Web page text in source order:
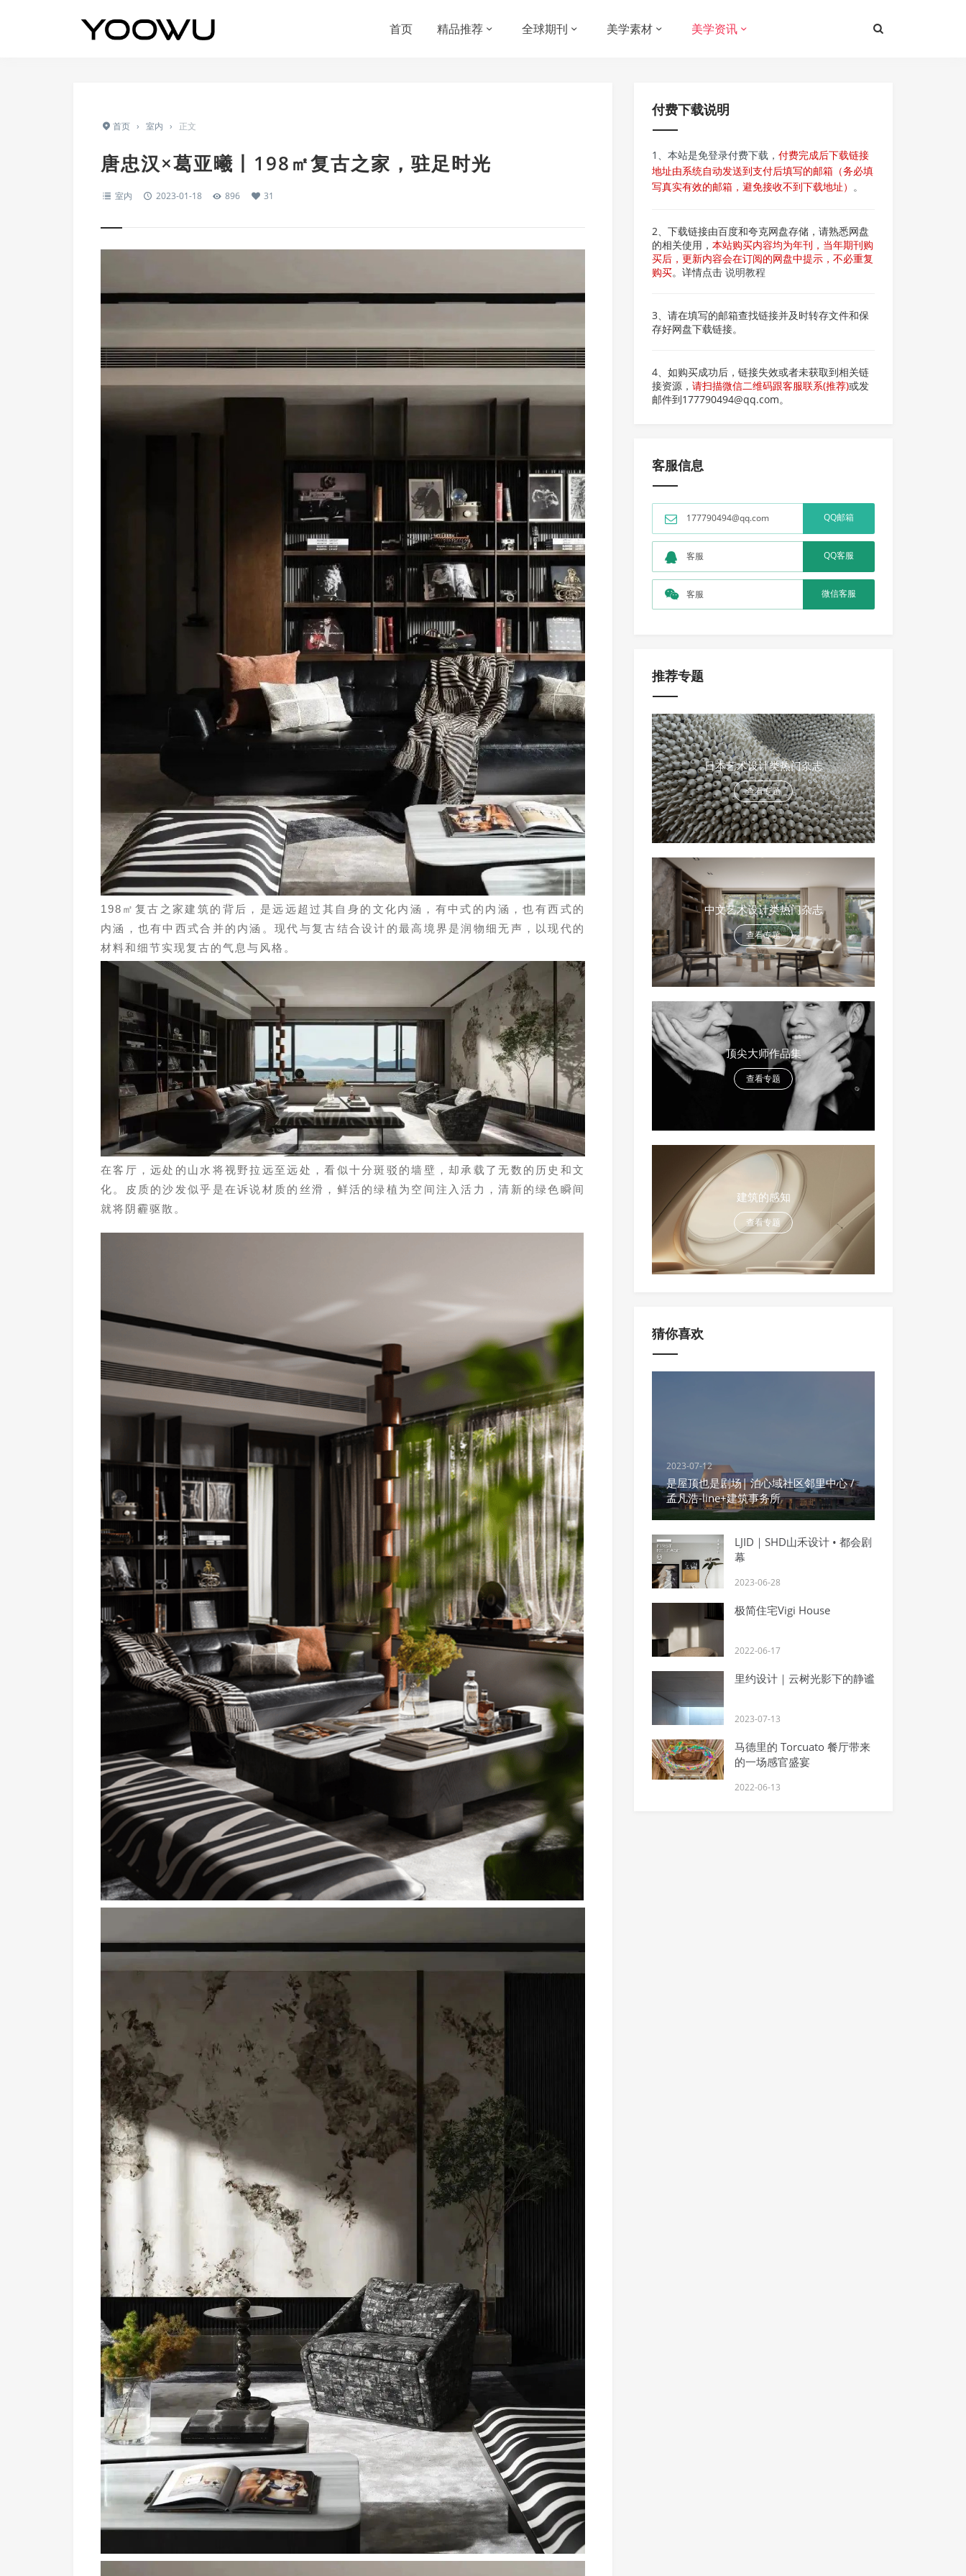
首页 精品推荐 全球期刊 美学素材 美学资讯
首页 › 室内 › 正文
唐忠汉×葛亚曦丨198㎡复古之家，驻足时光
室内 2023-01-18 896 31
198㎡复古之家建筑的背后，是远远超过其自身的文化内涵，有中式的内涵，也有西式的
内涵，也有中西式合并的内涵。现代与复古结合设计的最高境界是润物细无声，以现代的
材料和细节实现复古的气息与风格。
在客厅，远处的山水将视野拉远至远处，看似十分斑驳的墙壁，却承载了无数的历史和文
化。皮质的沙发似乎是在诉说材质的丝滑，鲜活的绿植为空间注入活力，清新的绿色瞬间
就将阴霾驱散。
付费下载说明
1、本站是免登录付费下载，付费完成后下载链接
地址由系统自动发送到支付后填写的邮箱（务必填
写真实有效的邮箱，避免接收不到下载地址） 。
2、下载链接由百度和夸克网盘存储，请熟悉网盘
的相关使用，本站购买内容均为年刊，当年期刊购
买后，更新内容会在订阅的网盘中提示，不必重复
购买。详情点击说明教程
3、请在填写的邮箱查找链接并及时转存文件和保
存好网盘下载链接。
4、如购买成功后，链接失效或者未获取到相关链
接资源，请扫描微信二维码跟客服联系(推荐)或发
邮件到177790494@qq.com。
客服信息
177790494@qq.com QQ邮箱
客服 QQ客服
客服 微信客服
推荐专题
日本艺术设计类热门杂志
查看专题
中文艺术设计类热门杂志
查看专题
顶尖大师作品集
查看专题
建筑的感知
查看专题
猜你喜欢
2023-07-12
是屋顶也是剧场| 泊心域社区邻里中心 /
孟凡浩-line+建筑事务所
LJID｜SHD山禾设计 • 都会剧
幕
2023-06-28
极简住宅Vigi House
2022-06-17
里约设计｜云树光影下的静谧
2023-07-13
马德里的 Torcuato 餐厅带来
的一场感官盛宴
2022-06-13